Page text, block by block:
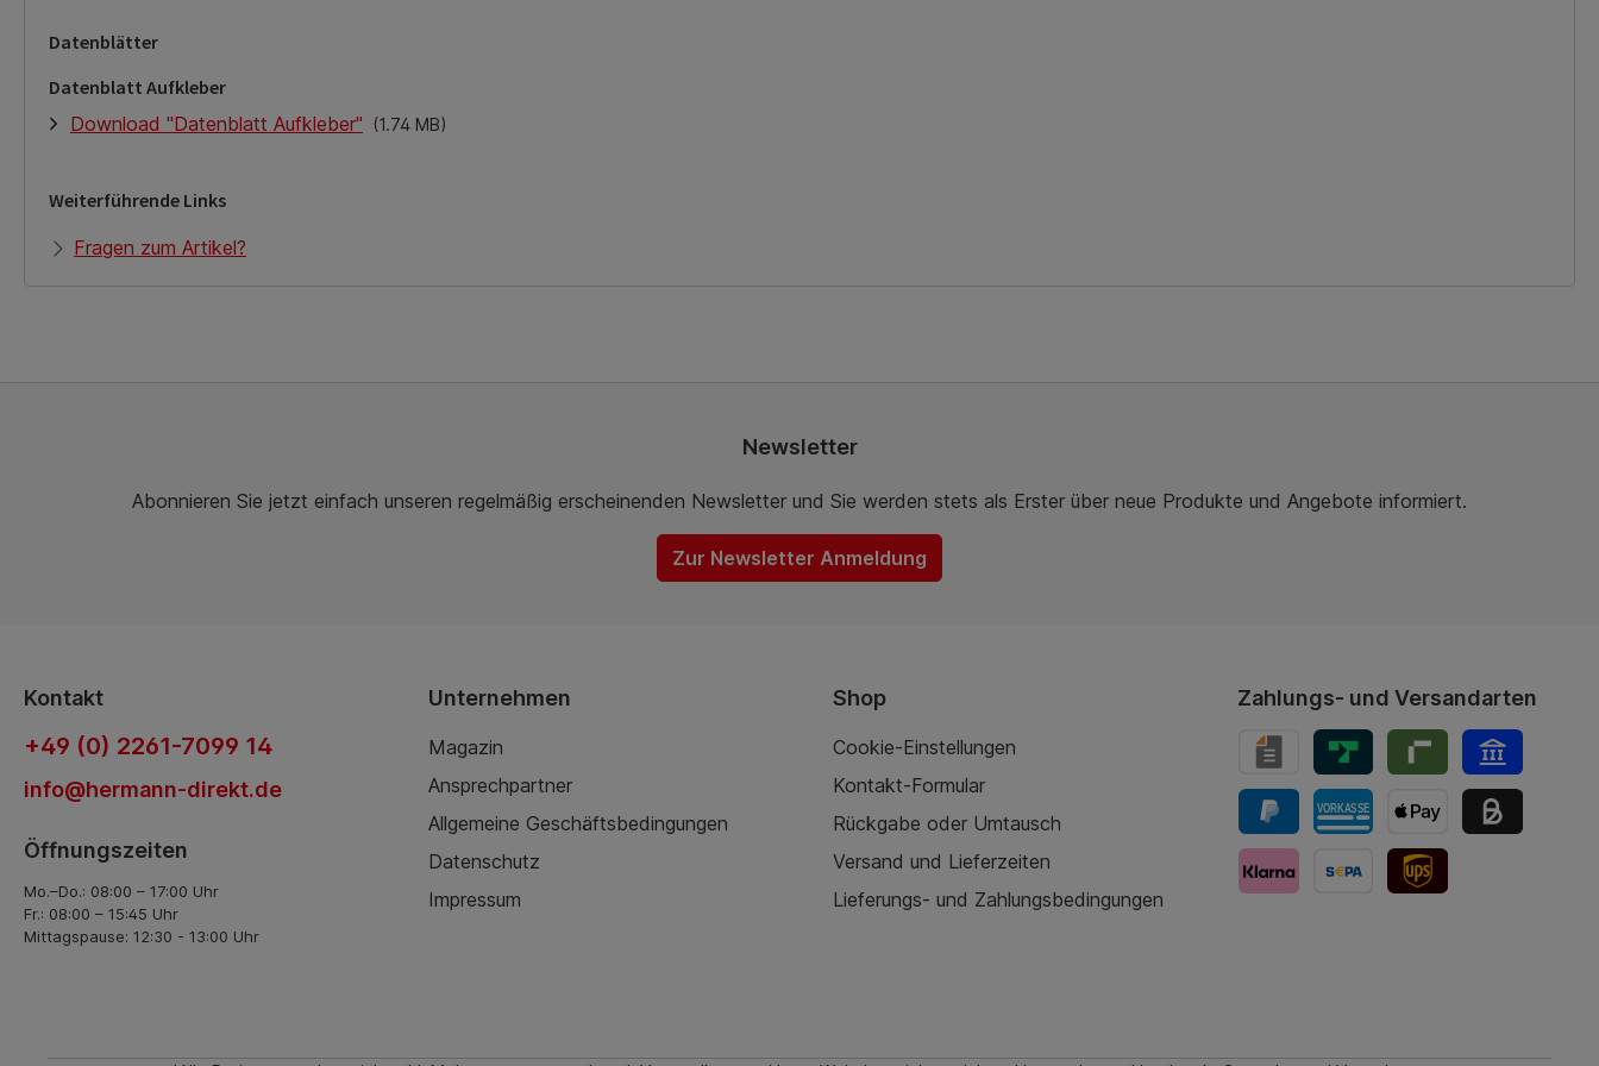
Datenblätter
Datenblatt Aufkleber
Download "Datenblatt Aufkleber"
(1.74 MB)
Weiterführende Links
Fragen zum Artikel?
Newsletter
Abonnieren Sie jetzt einfach unseren regelmäßig erscheinenden Newsletter und Sie werden stets als Erster über neue Produkte und Angebote informiert.
Zur Newsletter Anmeldung
Kontakt
+49 (0) 2261-7099 14
info@hermann-direkt.de
Öffnungszeiten
Mo.–Do.: 08:00 – 17:00 Uhr
Fr.: 08:00 – 15:45 Uhr
Mittagspause: 12:30 - 13:00 Uhr
Unternehmen
Magazin
Ansprechpartner
Allgemeine Geschäftsbedingungen
Datenschutz
Impressum
Shop
Cookie-Einstellungen
Kontakt-Formular
Rückgabe oder Umtausch
Versand und Lieferzeiten
Lieferungs- und Zahlungsbedingungen
Zahlungs- und Versandarten